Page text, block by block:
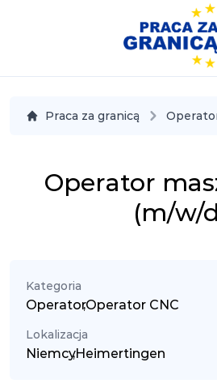
Praca za granicą
Operator
(m/w/
Kategoria
Operator
,Operator CNC
Lokalizacja
Niemcy
,Heimertingen